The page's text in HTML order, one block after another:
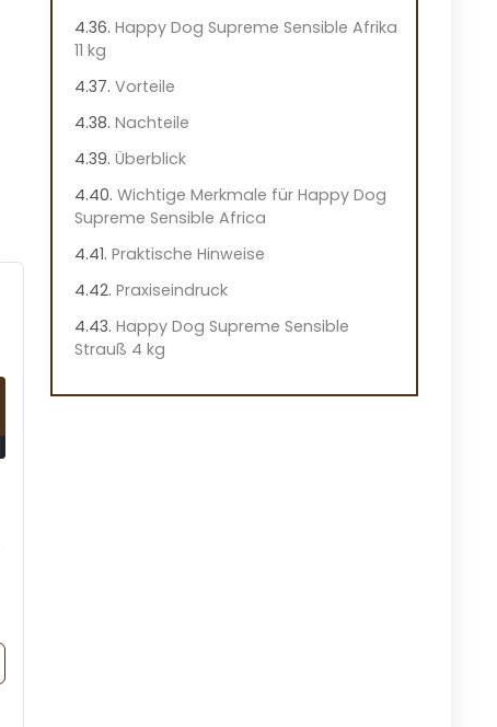
Happy Dog Supreme Sensible Afrika
11 kg
Vorteile
Nachteile
Überblick
Wichtige Merkmale für Happy Dog
Supreme Sensible Africa
Praktische Hinweise
Praxiseindruck
Happy Dog Supreme Sensible
Strauß 4 kg